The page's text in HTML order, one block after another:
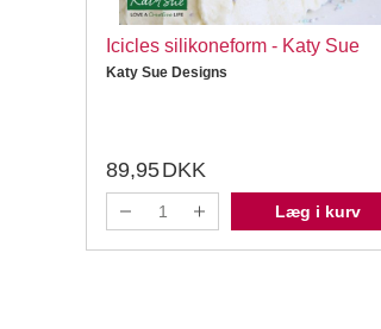
Icicles silikoneform - Katy Sue
Katy Sue Designs
89,95DKK
Læg i kurv